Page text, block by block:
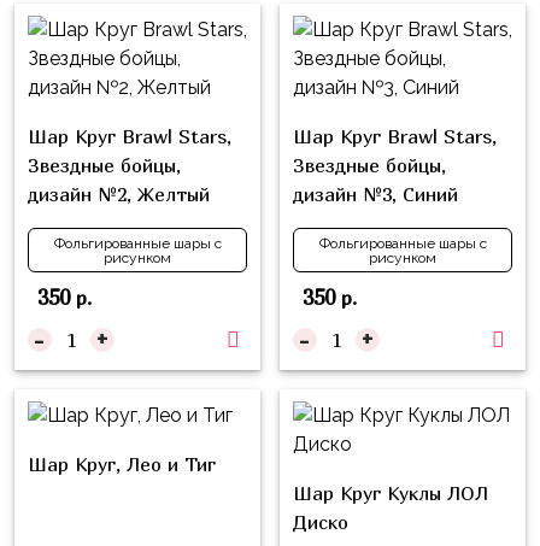
Шар Круг Brawl Stars,
Звездные бойцы,
дизайн №2, Желтый
Фольгированные шары с
рисунком
350р.
- +
Шар Круг Brawl Stars,
Звездные бойцы,
дизайн №3, Синий
Фольгированные шары с
рисунком
350р.
- +
Шар Круг, Лео и Тиг
Шар Круг Куклы ЛОЛ
Диско
81
см
91
см
шары
с
рисунком
Фольгированные
фигуры
Готовые
из
Сентября
Хэллоуин
Свадьба
Мальчик
или
Девочка
Ми-
ми-
мишки
Лёва
Свинка
Смешарики/
Малышарики
Холодное
Сердце
Мой
Пони
Бор,
ул.
М.Горького,